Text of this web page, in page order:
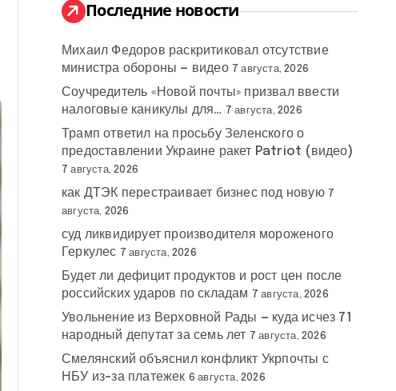
:
Последние новости
Михаил Федоров раскритиковал отсутствие
министра обороны — видео 7 августа, 2026
Соучредитель «Новой почты» призвал ввести
налоговые каникулы для… 7 августа, 2026
Трамп ответил на просьбу Зеленского о
предоставлении Украине ракет Patriot (видео)
7 августа, 2026
как ДТЭК перестраивает бизнес под новую 7
августа, 2026
суд ликвидирует производителя мороженого
Геркулес 7 августа, 2026
Будет ли дефицит продуктов и рост цен после
российских ударов по складам 7 августа, 2026
Увольнение из Верховной Рады — куда исчез 71
народный депутат за семь лет 7 августа, 2026
Смелянский объяснил конфликт Укрпочты с
НБУ из-за платежек 6 августа, 2026